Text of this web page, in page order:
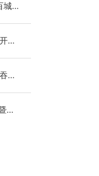
城千
门
吐
望